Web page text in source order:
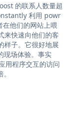
的联系人数量超
利用 powr
他们的网站上喂
快速向他们的客
样子。它很好地展
现场体验。事实
用程序交互的访问